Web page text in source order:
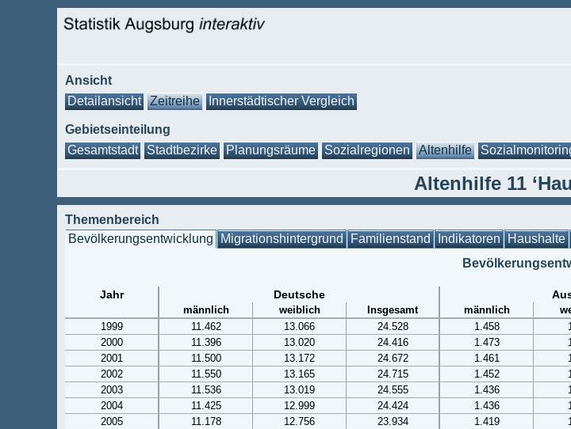
Ansicht
Detailansicht
Zeitreihe Innerstädtischer Vergleich
Gebietseinteilung
Gesamtstadt
Stadtbezirke Planungsräume Sozialregionen Altenhilfe
Altenhilfe 11
Themenbereich
Bevölkerungsentwicklung Migrationshintergrund Familienstand Indikatoren Haushalte
Jahr Deutsche
männlich weiblich Insgesamt männlich
1999
11.462 13.066 24.528 1.458
2000
11.396 13.020 24.416 1.473
2001
11.500 13.172 24.672 1.461
2002
11.550 13.165 24.715 1.452
2003
11.536 13.019 24.555 1.436
2004
11.425 12.999 24.424 1.436
2005
11.178 12.756 23.934 1.419